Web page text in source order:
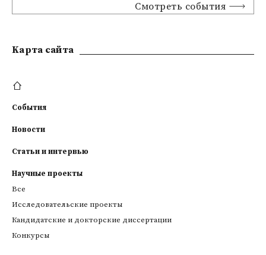
Смотреть события
Kарта сайта
События
Новости
Статьи и интервью
Научные проекты
Все
Исследовательские проекты
Кандидатские и докторские диссертации
Конкурсы